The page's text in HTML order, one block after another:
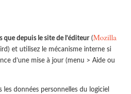
que depuis le site de l’éditeur(Mozilla
et utilisez le mécanisme interne si
d’une mise à jour (menu > Aide ou
les données personnelles du logiciel